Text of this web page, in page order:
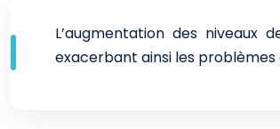
L’augmentation des
exacerbant ainsi les problèmes